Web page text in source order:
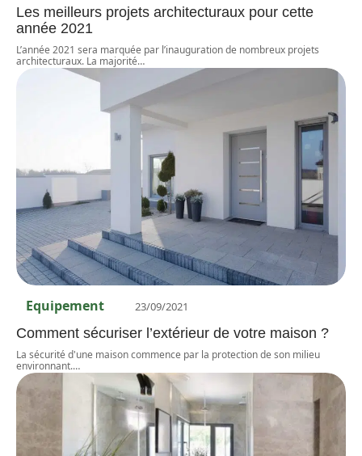
Les meilleurs projets architecturaux pour cette
année 2021
L’année 2021 sera marquée par l’inauguration de nombreux projets
architecturaux. La majorité…
Equipement 23/09/2021
Comment sécuriser l’extérieur de votre maison ?
La sécurité d'une maison commence par la protection de son milieu
environnant.…